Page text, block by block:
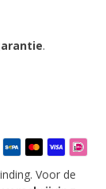
.
Voor de